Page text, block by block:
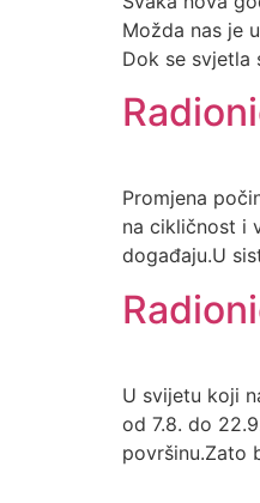
Možda nas je
Dok se svjetla
Promjena
na cikličnost i
događaju.U
U svijetu koji
od 7.8. do
površinu.Zato